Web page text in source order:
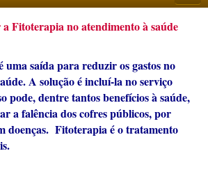
Fitoterapia no atendimento à saúde
saída para reduzir os gastos no
A solução é incluí-la no serviço
pode, dentre tantos benefícios à saúde,
a falência dos cofres públicos, por
doenças. Fitoterapia é o tratamento